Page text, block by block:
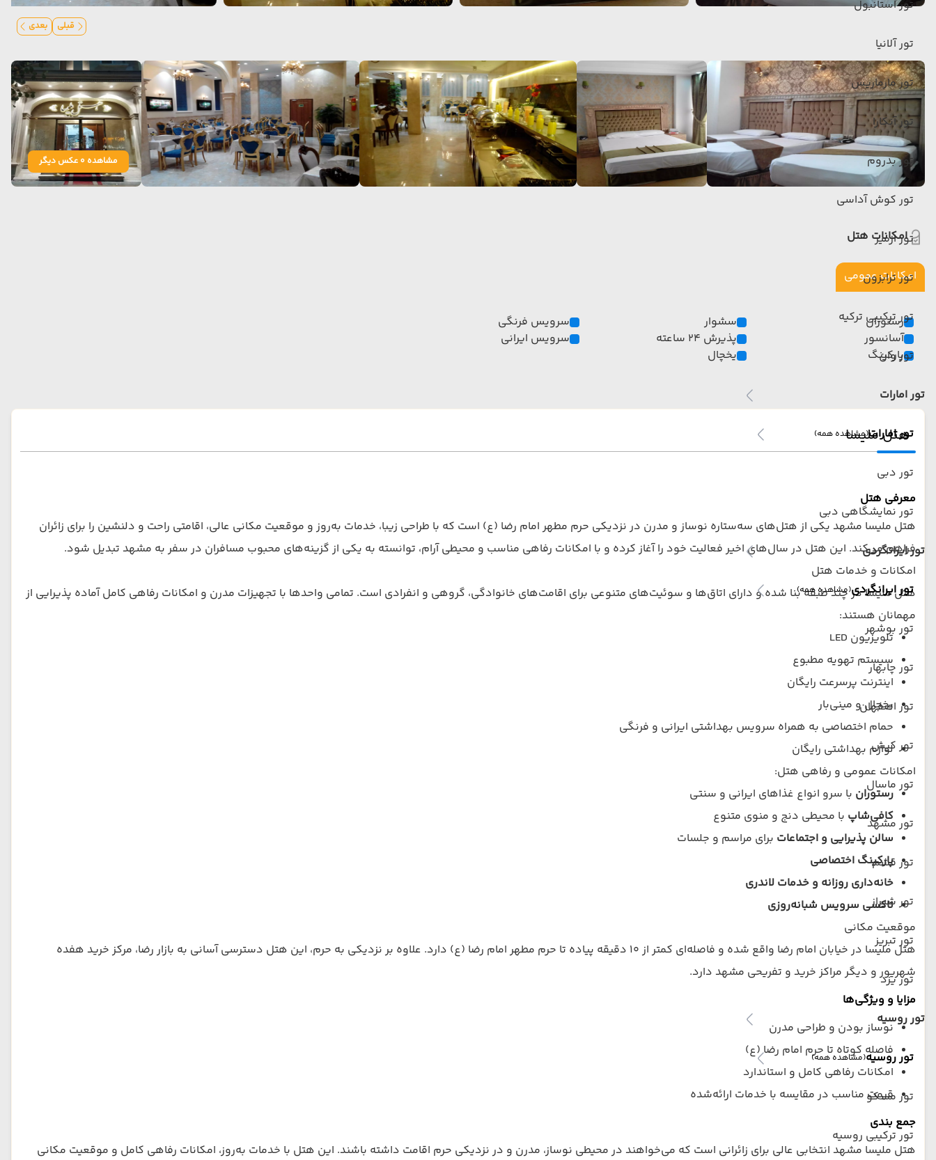
تور استانبول
تور آلانیا
تور مارماریس
تور آنکارا
تور بدروم
تور کوش آداسی
تور ازمیر
تور ترابزون
تور ترکیبی ترکیه
تور وان
تور امارات
تور امارات(مشاهده همه)
تور دبی
تور نمایشگاهی دبی
تور ایرانگردی
تور ایرانگردی(مشاهده همه)
تور بوشهر
تور چابهار
تور اصفهان
تور کیش
تور ماسال
تور مشهد
تور قشم
تور شیراز
تور تبریز
تور یزد
تور روسیه
تور روسیه(مشاهده همه)
تور مسکو
تور ترکیبی روسیه
قبلی بعدی
مشاهده 0 عکس دیگر
امکانات هتل
امکانات عمومی
رستوران
آسانسور
پارکینگ
سشوار
پذیرش 24 ساعته
یخچال
سرویس فرنگی
سرویس ایرانی
هتل ملیسا
معرفی هتل
هتل ملیسا مشهد یکی از هتل‌های سه‌ستاره نوساز و مدرن در نزدیکی حرم مطهر امام رضا (ع) است که با طراحی زیبا، خدمات به‌روز و موقعیت مکانی عالی، اقامتی راحت و دلنشین را برای زائران
فراهم می‌کند. این هتل در سال‌های اخیر فعالیت خود را آغاز کرده و با امکانات رفاهی مناسب و محیطی آرام، توانسته به یکی از گزینه‌های محبوب مسافران در سفر به مشهد تبدیل شود.
امکانات و خدمات هتل
هتل ملیسا در چند طبقه بنا شده و دارای اتاق‌ها و سوئیت‌های متنوعی برای اقامت‌های خانوادگی، گروهی و انفرادی است. تمامی واحدها با تجهیزات مدرن و امکانات رفاهی کامل آماده پذیرایی از
مهمانان هستند:
تلویزیون LED
سیستم تهویه مطبوع
اینترنت پرسرعت رایگان
یخچال و مینی‌بار
حمام اختصاصی به همراه سرویس بهداشتی ایرانی و فرنگی
لوازم بهداشتی رایگان
امکانات عمومی و رفاهی هتل:
رستوران با سرو انواع غذاهای ایرانی و سنتی
کافی‌شاپ با محیطی دنج و منوی متنوع
سالن پذیرایی و اجتماعات برای مراسم و جلسات
پارکینگ اختصاصی
خانه‌داری روزانه و خدمات لاندری
تاکسی سرویس شبانه‌روزی
موقعیت مکانی
هتل ملیسا در خیابان امام رضا واقع شده و فاصله‌ای کمتر از ۱۰ دقیقه پیاده تا حرم مطهر امام رضا (ع) دارد. علاوه بر نزدیکی به حرم، این هتل دسترسی آسانی به بازار رضا، مرکز خرید هفده
شهریور و دیگر مراکز خرید و تفریحی مشهد دارد.
مزایا و ویژگی‌ها
نوساز بودن و طراحی مدرن
فاصله کوتاه تا حرم امام رضا (ع)
امکانات رفاهی کامل و استاندارد
قیمت مناسب در مقایسه با خدمات ارائه‌شده
جمع بندی
هتل ملیسا مشهد انتخابی عالی برای زائرانی است که می‌خواهند در محیطی نوساز، مدرن و در نزدیکی حرم اقامت داشته باشند. این هتل با خدمات به‌روز، امکانات رفاهی کامل و موقعیت مکانی